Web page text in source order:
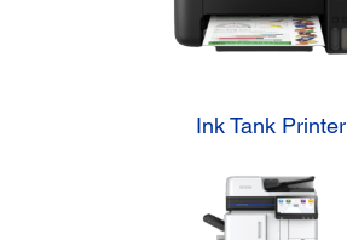
Ink Tank Printer